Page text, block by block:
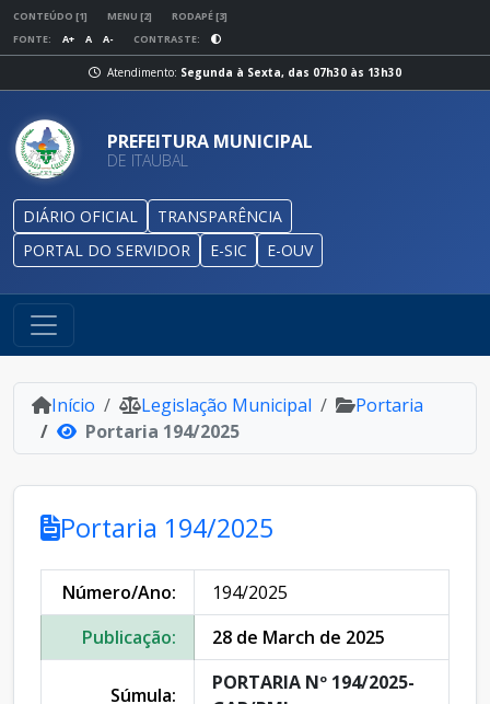
CONTEÚDO [1] MENU [2]
RODAPÉ [3]
FONTE:
A+ A A- CONTRASTE:
Atendimento: Segunda à Sexta, das 07h30 às 13h30
PREFEITURA MUNICIPAL
DE ITAUBAL
DIÁRIO OFICIAL
TRANSPARÊNCIA
PORTAL DO SERVIDOR
E-SIC E-OUV
Início Legislação Municipal
Portaria
Portaria 194/2025
Portaria 194/2025
Número/Ano:
194/2025
Publicação:
28 de March de 2025
Súmula:
PORTARIA Nº 194/2025-